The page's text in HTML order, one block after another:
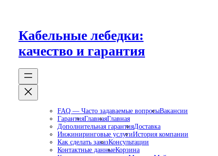
Кабельные лебедки:
качество и гарантия
FAQ — Часто задаваемые вопросыВакансии
ГарантияГлавнаяГлавная
Дополнительная гарантияДоставка
Инжиниринговые услугиИстория компании
Как сделать заказКонсультации
Контактные данныеКорзина